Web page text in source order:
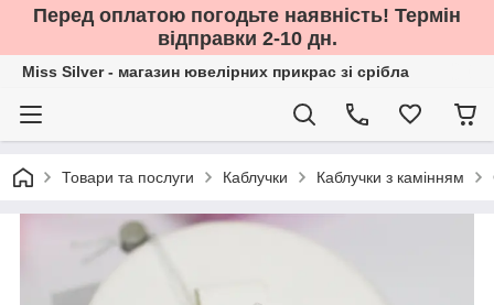
Перед оплатою погодьте наявність! Термін
відправки 2-10 дн.
Miss Silver - магазин ювелірних прикрас зі срібла
Товари та послуги Каблучки Каблучки з камінням